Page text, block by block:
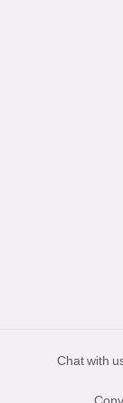
Chat with